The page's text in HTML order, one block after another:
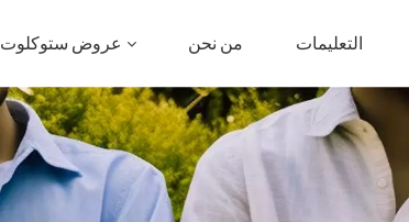
عروض ستوكلوت من نحن التعليمات